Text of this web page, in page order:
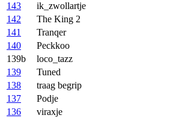
143
ik_zwollartje
142
The King 2
141
Tranqer
140
Peckkoo
139b
loco_tazz
139
Tuned
138
traag begrip
137
Podje
136
viraxje